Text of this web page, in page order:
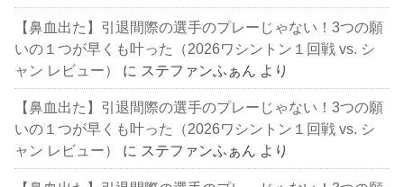
【鼻血出た】引退間際の選手のプレーじゃない！3つの願
いの１つが早くも叶った（2026ワシントン１回戦 vs. シ
ャン レビュー）
に ステファンふぁん より
【鼻血出た】引退間際の選手のプレーじゃない！3つの願
いの１つが早くも叶った（2026ワシントン１回戦 vs. シ
ャン レビュー）
に ステファンふぁん より